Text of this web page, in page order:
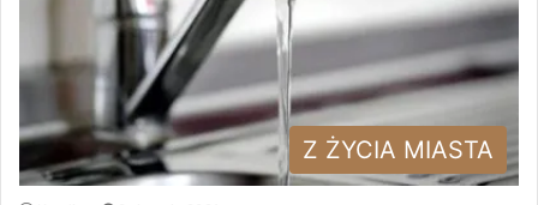
Z ŻYCIA MIASTA